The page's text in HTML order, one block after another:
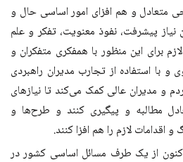
متعادل و هم افزای امور اساسی حال و
پیشرفت، نفوذ معنویت، تفکر و علم
برای این منظور با همفکری متفکران و
با استفاده از تجارب مدیران راهبردی
و مدیران عالی کمک می‌کند تا نیازهای
مطالبه و پیگیری کنند و طرح‌ها و
اقدامات لازم را هم افزا کنند.
کنون از یک طرف مسائل اساسی کشور در